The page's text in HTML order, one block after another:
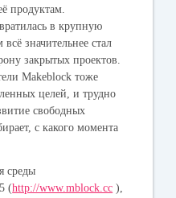
продуктам.
в крупную
значительнее стал
закрытых проектов.
Makeblock тоже
целей, и трудно
свободных
с какого момента
среды
(http://www.mblock.cc ),